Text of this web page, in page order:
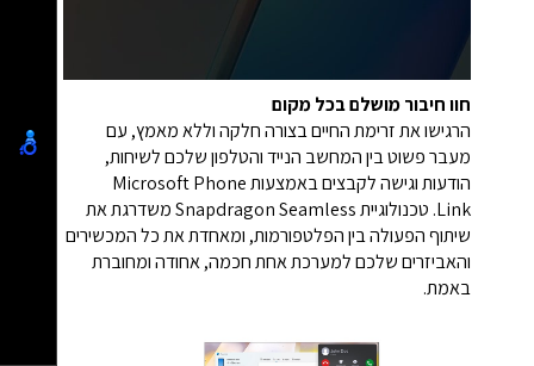
חוו חיבור מושלם בכל מקום
הרגישו את זרימת החיים בצורה חלקה וללא מאמץ, עם
מעבר פשוט בין המחשב הנייד והטלפון שלכם לשיחות,
הודעות וגישה לקבצים באמצעות Microsoft Phone
Link. טכנולוגיית Snapdragon Seamless משדרגת את
שיתוף הפעולה בין הפלטפורמות, ומאחדת את כל המכשירים
והאביזרים שלכם למערכת אחת חכמה, אחודה ומחוברת
באמת.